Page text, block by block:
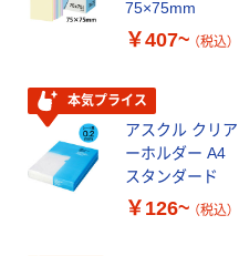
75×75mm
￥407~ （税込）
本気プライス
アスクル クリア
ーホルダー A4
スタンダード
￥126~ （税込）